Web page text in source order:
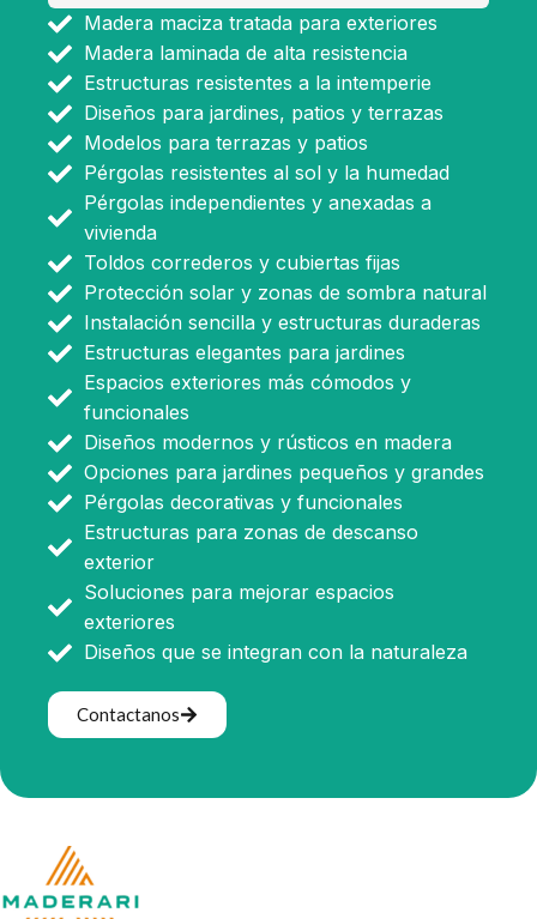
Madera maciza tratada para exteriores
Madera laminada de alta resistencia
Estructuras resistentes a la intemperie
Diseños para jardines, patios y terrazas
Modelos para terrazas y patios
Pérgolas resistentes al sol y la humedad
Pérgolas independientes y anexadas a
vivienda
Toldos correderos y cubiertas fijas
Protección solar y zonas de sombra natural
Instalación sencilla y estructuras duraderas
Estructuras elegantes para jardines
Espacios exteriores más cómodos y
funcionales
Diseños modernos y rústicos en madera
Opciones para jardines pequeños y grandes
Pérgolas decorativas y funcionales
Estructuras para zonas de descanso
exterior
Soluciones para mejorar espacios
exteriores
Diseños que se integran con la naturaleza
Contactanos